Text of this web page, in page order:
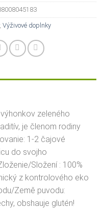
Výživové doplnky
zeleného
je členom rodiny
1-2 čajové
do svojho
Složení : 100%
z kontrolového eko
Země puvodu:
obshauje glutén!